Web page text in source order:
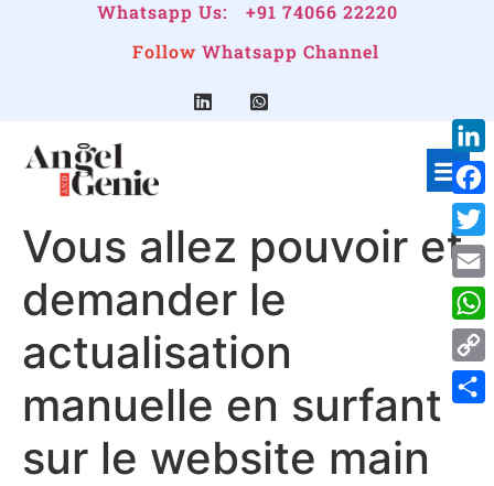
Whatsapp Us:
+91 74066 22220
Follow Whatsapp Channel
Vous allez pouvoir et
demander le
actualisation
manuelle en surfant
sur le website main